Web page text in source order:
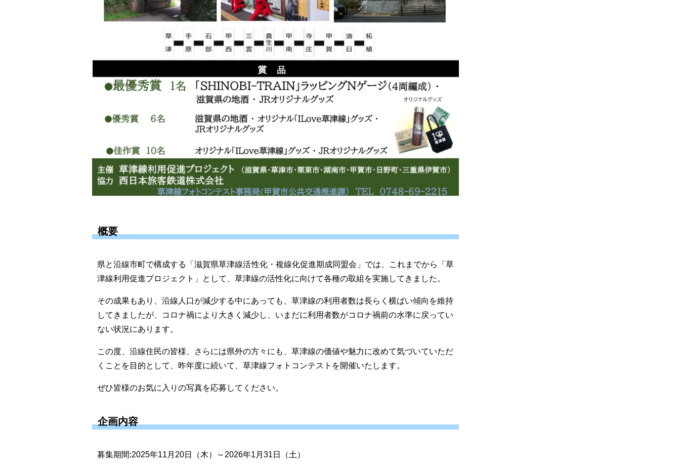
概要
県と沿線市町で構成する「滋賀県草津線活性化・複線化促進期成同盟会」では、これまでから「草
津線利用促進プロジェクト」として、草津線の活性化に向けて各種の取組を実施してきました。
その成果もあり、沿線人口が減少する中にあっても、草津線の利用者数は長らく横ばい傾向を維持
してきましたが、コロナ禍により大きく減少し、いまだに利用者数がコロナ禍前の水準に戻ってい
ない状況にあります。
この度、沿線住民の皆様、さらには県外の方々にも、草津線の価値や魅力に改めて気づいていただ
くことを目的として、昨年度に続いて、草津線フォトコンテストを開催いたします。
ぜひ皆様のお気に入りの写真を応募してください。
企画内容
募集期間:2025年11月20日（木）～2026年1月31日（土）